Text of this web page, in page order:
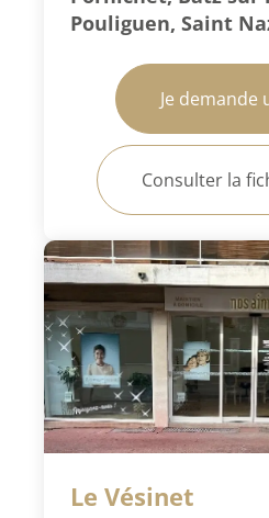
Pouliguen, Saint
Je demande
Consulter la
Le Vésinet